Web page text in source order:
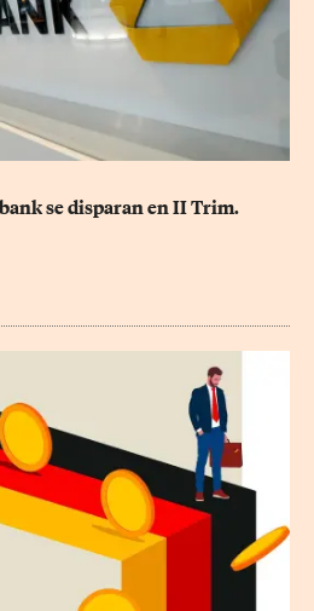
se disparan en II Trim.